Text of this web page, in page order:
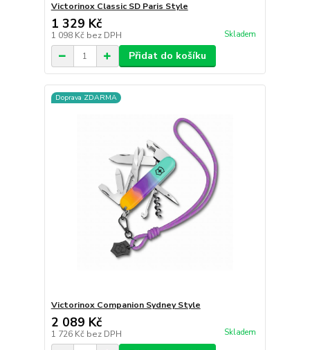
Victorinox Classic SD Paris Style
1 329 Kč
1 098 Kč bez DPH Skladem
Přidat do košíku
Doprava ZDARMA
Victorinox Companion Sydney Style
2 089 Kč
1 726 Kč bez DPH Skladem